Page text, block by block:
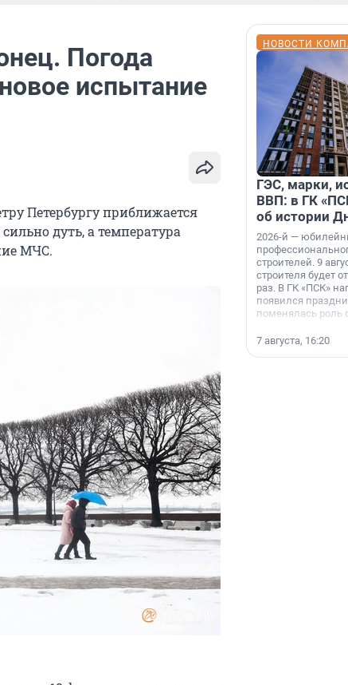
Погода
испытание
Петербургу приближается
дуть, а температура
МЧС.
НОВОСТИ
ГЭС, марки,
ВВП: в ГК
об истории
2026-й —
строителей. 9
строителя будет
раз. В ГК «ПСК»
появился
поменялась роль
7 августа, 16:20